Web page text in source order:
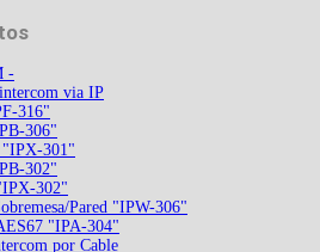
-
via IP
316"
306"
"IPX-301"
302"
302"
Pared "IPW-306"
"IPA-304"
por Cable